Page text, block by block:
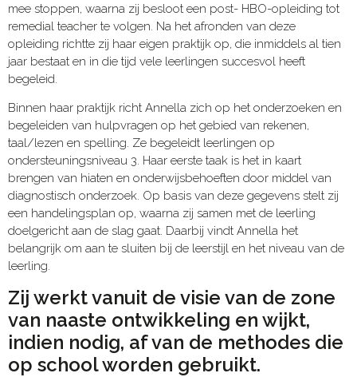
mee stoppen, waarna zij besloot een post- HBO-opleiding tot
remedial teacher te volgen. Na het afronden van deze
opleiding richtte zij haar eigen praktijk op, die inmiddels al tien
jaar bestaat en in die tijd vele leerlingen succesvol heeft
begeleid.
Binnen haar praktijk richt Annella zich op het onderzoeken en
begeleiden van hulpvragen op het gebied van rekenen,
taal/lezen en spelling. Ze begeleidt leerlingen op
ondersteuningsniveau 3. Haar eerste taak is het in kaart
brengen van hiaten en onderwijsbehoeften door middel van
diagnostisch onderzoek. Op basis van deze gegevens stelt zij
een handelingsplan op, waarna zij samen met de leerling
doelgericht aan de slag gaat. Daarbij vindt Annella het
belangrijk om aan te sluiten bij de leerstijl en het niveau van de
leerling.
Zij werkt vanuit de visie van de zone
van naaste ontwikkeling en wijkt,
indien nodig, af van de methodes die
op school worden gebruikt.